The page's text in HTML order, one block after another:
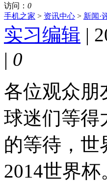
访问： 0
手机之家 > 资讯中心 > 新闻·
实习编辑 |
| 0
各位观众朋
球迷们等得
的等待，世
2014世界